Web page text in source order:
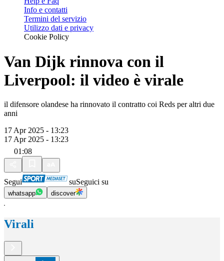
Info e contatti
Termini del servizio
Utilizzo dati e privacy
Cookie Policy
Van Dijk rinnova con il
Liverpool: il video è virale
il difensore olandese ha rinnovato il contratto coi Reds per altri due
anni
17 Apr 2025 - 13:23
17 Apr 2025 - 13:23
01:08
Segui suSeguici su
whatsapp discover
Virali